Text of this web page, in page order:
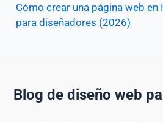
Cómo crear una página web en
para diseñadores (2026)
Blog de diseño web